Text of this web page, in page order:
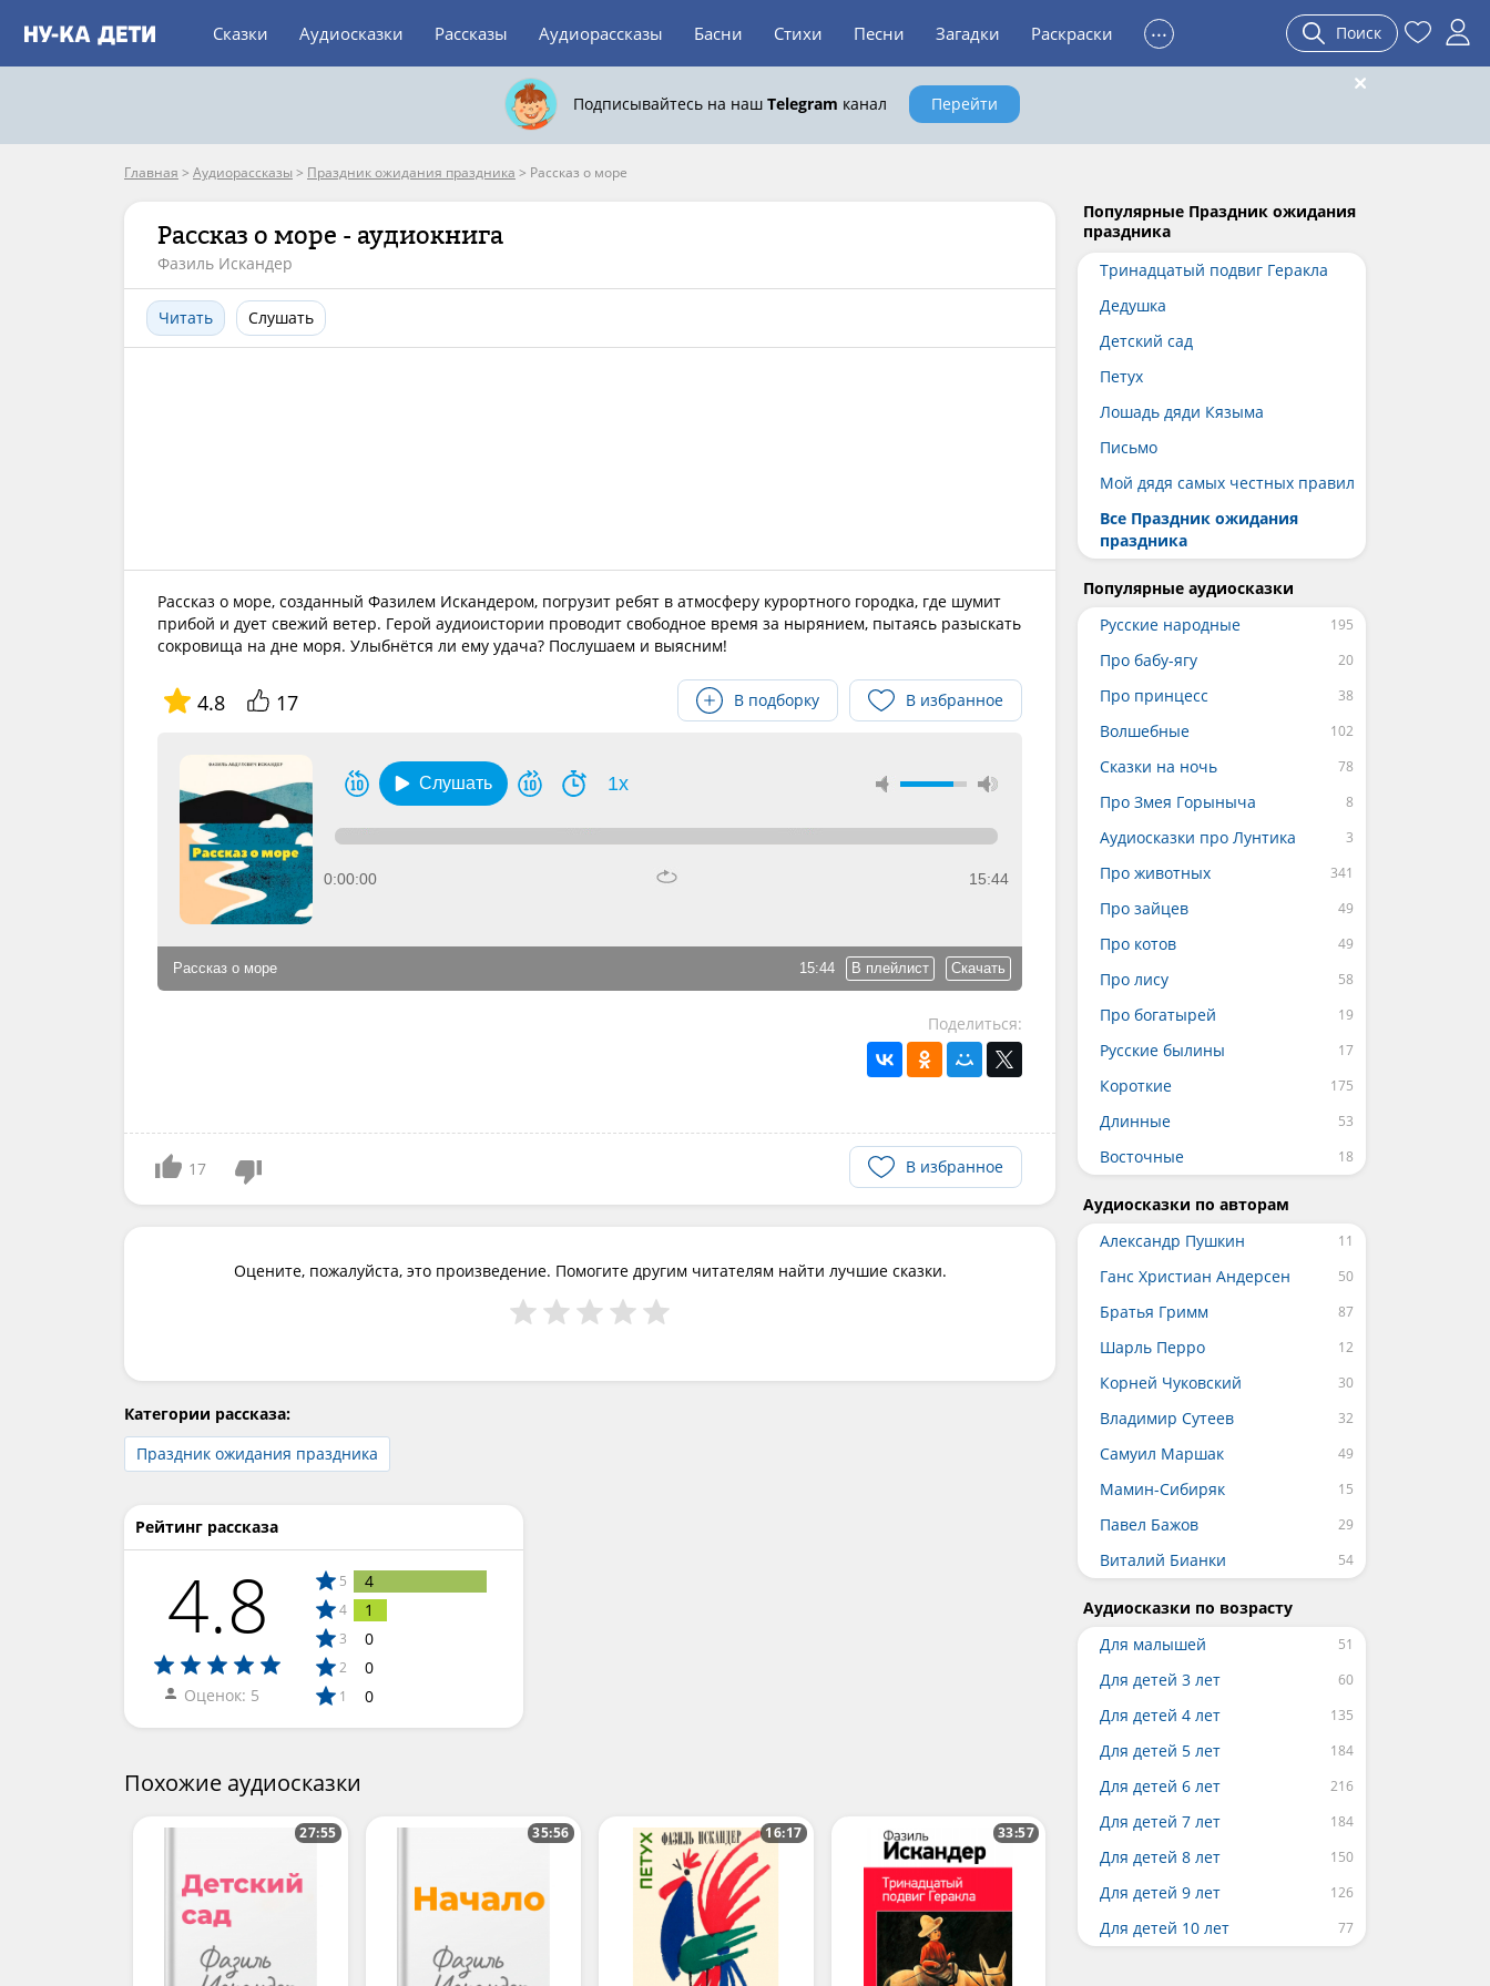
Сказки Аудиосказки Рассказы Аудиорассказы Басни Стихи Песни Загадки Раскраски ... Поиск
Подписывайтесь на наш Telegram канал Перейти
Главная > Аудиорассказы > Праздник ожидания праздника > Рассказ о море
Рассказ о море - аудиокнига
Фазиль Искандер
Читать Слушать
Рассказ о море, созданный Фазилем Искандером, погрузит ребят в атмосферу курортного городка, где шумит
прибой и дует свежий ветер. Герой аудиоистории проводит свободное время за нырянием, пытаясь разыскать
сокровища на дне моря. Улыбнётся ли ему удача? Послушаем и выясним!
4.8 17 В подборку В избранное
Слушать 1x
0:00:00 15:44
15:44 В плейлист Скачать
Рассказ о море
Поделиться:
17 В избранное
Оцените, пожалуйста, это произведение. Помогите другим читателям найти лучшие сказки.
Категории рассказа:
Праздник ожидания праздника
Рейтинг рассказа
4.8
Оценок: 5
5 4
4 1
3 0
2 0
1 0
Похожие аудиосказки
27:55 35:56 16:17 33:57
Популярные Праздник ожидания
праздника
Тринадцатый подвиг Геракла
Дедушка
Детский сад
Петух
Лошадь дяди Кязыма
Письмо
Мой дядя самых честных правил
Все Праздник ожидания
праздника
Популярные аудиосказки
Русские народные
Про бабу-ягу
Про принцесс
Волшебные
Сказки на ночь
Про Змея Горыныча
Аудиосказки про Лунтика
Про животных
Про зайцев
Про котов
Про лису
Про богатырей
Русские былины
Короткие
Длинные
Восточные
Аудиосказки по авторам
Александр Пушкин
Ганс Христиан Андерсен
Братья Гримм
Шарль Перро
Корней Чуковский
Владимир Сутеев
Самуил Маршак
Мамин-Сибиряк
Павел Бажов
Виталий Бианки
Аудиосказки по возрасту
Для малышей
Для детей 3 лет
Для детей 4 лет
Для детей 5 лет
Для детей 6 лет
Для детей 7 лет
Для детей 8 лет
Для детей 9 лет
Для детей 10 лет